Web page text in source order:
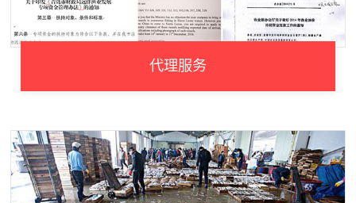
代理服务